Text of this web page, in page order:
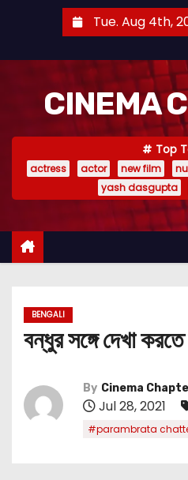
e
Tue. Aug 4th,
CINEMA
Top
actress actor new film
yash dasgupta
BENGALI
বন্ধুর সঙ্গে দেখা
By Cinema
Jul 28, 2021
#parambrata